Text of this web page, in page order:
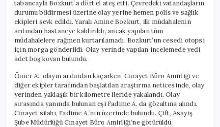
tabancayla Bozkurt’a dört el ateş etti. Çevredeki vatandaşların
durumu bildirmesi üzerine olay yerine hemen polis ve sağlık
ekipleri sevk edildi. Yaralı Amine Bozkurt, ilk müdahalenin
ardından hastaneye kaldırıldı, ancak yapılan tüm
müdahalelere rağmen kurtarılamadı. Bozkurt’un cesedi otopsi
için morga gönderildi. Olay yerinde yapılan incelemede yedi
adet boş kovan bulundu.
Ömer A., olayın ardından kaçarken, Cinayet Büro Amirliği ve
diğer ekipler tarafından başlatılan araştırma neticesinde, olay
yerinden yaklaşık bir kilometre ileride yakalandı. Olay
sırasında yanında bulunan eşi Fadime A. da gözaltına alındı.
Cinayet silahı, Fadime A.’nın üzerinde bulundu. Çift, Asayiş
Şube Müdürlüğü Cinayet Büro Amirliği’ne götürüldü.